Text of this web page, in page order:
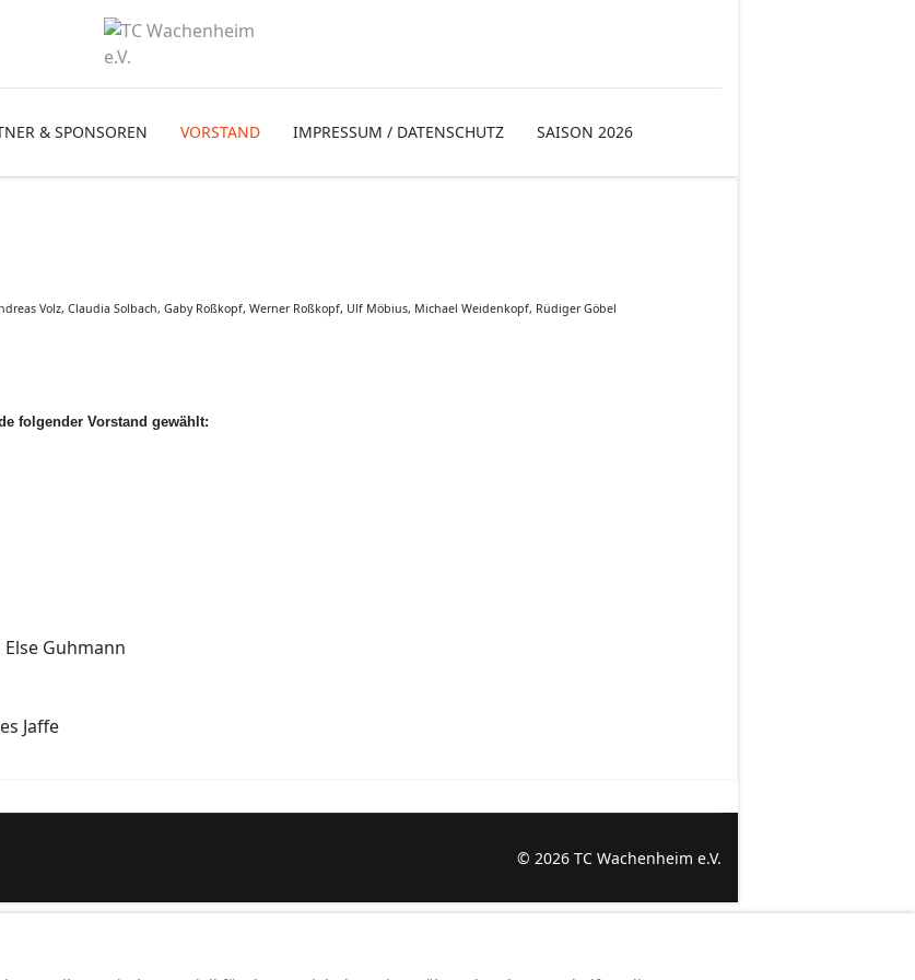
& SPONSOREN VORSTAND IMPRESSUM / DATENSCHUTZ SAISON 2026
Volz, Claudia Solbach, Gaby Roßkopf, Werner Roßkopf, Ulf Möbius, Michael Weidenkopf, Rüdiger Göbel
folgender Vorstand gewählt:
Guhmann
Jaffe
© 2026 TC Wachenheim e.V.